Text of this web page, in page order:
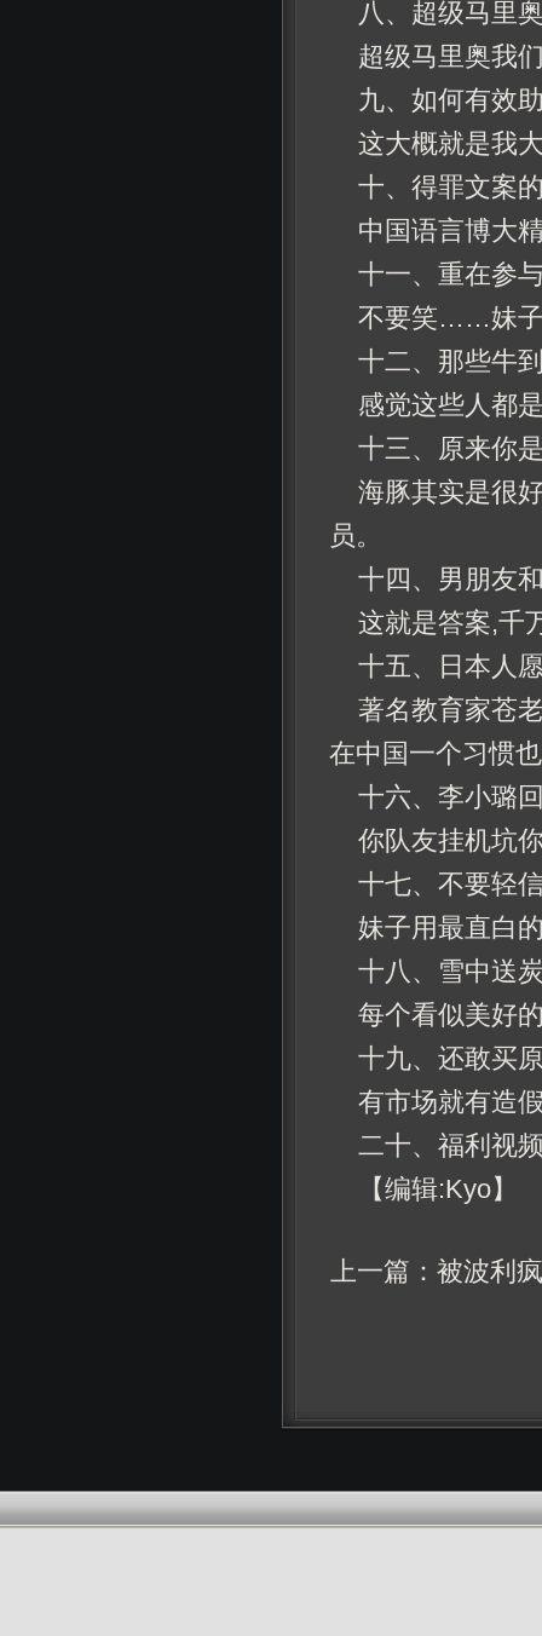
八、超级马里
超级马里奥我
九、如何有效
这大概就是我
十、得罪文案
中国语言博大
十一、重在参
不要笑……妹子
十二、那些牛
感觉这些人都
十三、原来你
海豚其实是很
员。
十四、男朋友
这就是答案,千
十五、日本人
著名教育家苍
在中国一个习惯
十六、李小璐
你队友挂机坑
十七、不要轻
妹子用最直白
十八、雪中送
每个看似美好
十九、还敢买
有市场就有造
二十、福利视
【编辑:Kyo】
上一篇： 被波利